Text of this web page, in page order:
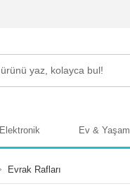
Elektronik Ev & Yaşam
Evrak Rafları